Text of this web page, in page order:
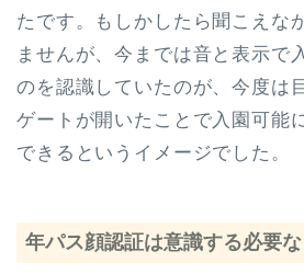
たです。もしかしたら聞こえな
ませんが、今までは音と表示で
のを認識していたのが、今度は
ゲートが開いたことで入園可能
できるというイメージでした。
年パス顔認証は意識する必要な